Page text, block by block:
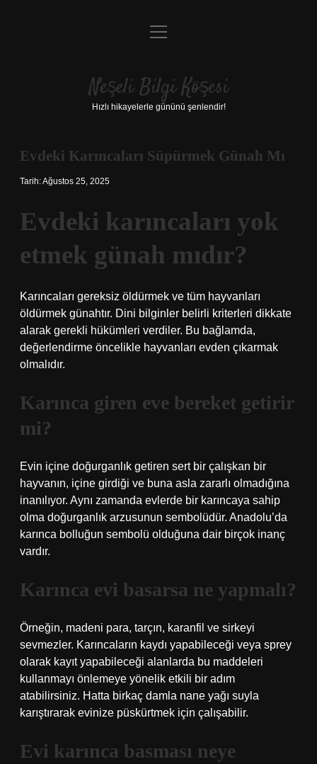
Anasayfa
Yasal Uyarı
menüyü
Neşeli Bilgi Köşesi
Hızlı hikayelerle gününü şenlendir!
Evdeki Karıncaları Süpürmek Günah Mı
Tarih: Ağustos 25, 2025
Evdeki karıncaları yok
etmek günah mıdır?
Karıncaları gereksiz öldürmek ve tüm hayvanları
öldürmek günahtır. Dini bilginler belirli kriterleri dikkate
alarak gerekli hükümleri verdiler. Bu bağlamda,
değerlendirme öncelikle hayvanları evden çıkarmak
olmalıdır.
Karınca giren eve bereket getirir
mi?
Evin içine doğurganlık getiren sert bir çalışkan bir
hayvanın, içine girdiği ve buna asla zararlı olmadığına
inanılıyor. Aynı zamanda evlerde bir karıncaya sahip
olma doğurganlık arzusunun sembolüdür. Anadolu’da
karınca bolluğun sembolü olduğuna dair birçok inanç
vardır.
Karınca evi basarsa ne yapmalı?
Örneğin, madeni para, tarçın, karanfil ve sirkeyi
sevmezler. Karıncaların kaydı yapabileceği veya sprey
olarak kayıt yapabileceği alanlarda bu maddeleri
kullanmayı önlemeye yönelik etkili bir adım
atabilirsiniz. Hatta birkaç damla nane yağı suyla
karıştırarak evinize püskürtmek için çalışabilir.
Evi karınca basması neye